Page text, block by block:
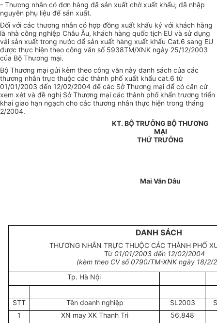
- Thương nhân có đơn hàng đã sản xuất chờ xuất khẩu; đã nhập
nguyên phụ liệu để sản xuất.
Đối với các thương nhân có hợp đồng xuất khẩu ký với khách hàng
là nhà công nghiệp Châu Âu, khách hàng quốc tịch EU và sử dụng
vải sản xuất trong nước để sản xuất hàng xuất khẩu Cat.6 sang EU
được thực hiện theo công văn số 5938TM/XNK ngày 25/12/2003
của Bộ Thương mại.
Bộ Thương mại gửi kèm theo công văn này danh sách của các
thương nhân trực thuộc các thành phố xuất khẩu cat.6 từ
01/01/2003 đến 12/02/2004 để các Sở Thương mại để có căn cứ
xem xét và đề nghị Sở Thương mại các thành phố khẩn trương triển
khai giao hạn ngạch cho các thương nhân thực hiện trong tháng
2/2004.
KT. BỘ TRƯỞNG BỘ THƯƠNG
MẠI
THỨ TRƯỞNG
Mai Văn Dâu
DANH SÁCH
THƯƠNG NHÂN TRỰC THUỘC CÁC THÀNH PHỐ
Từ 01/01/2003 đến 12/02/2004
(kèm theo CV số 0790/TM-XNK ngày 18/2/
Tp. Hà Nội
STT Tên doanh nghiệp SL2003
1
XN may XK Thanh Trì
56,848